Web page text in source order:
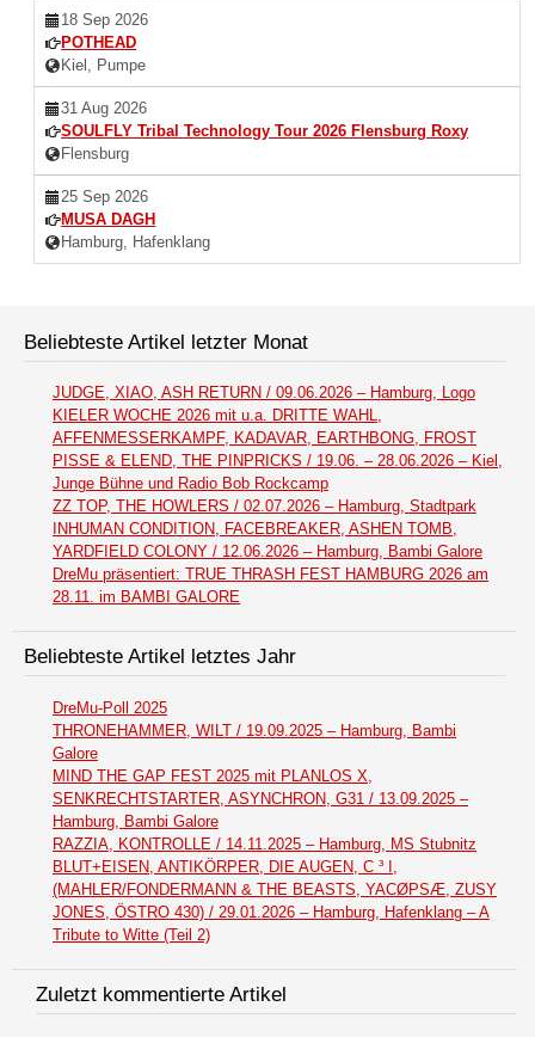
18 Sep 2026
POTHEAD
Kiel, Pumpe
31 Aug 2026
SOULFLY Tribal Technology Tour 2026 Flensburg Roxy
Flensburg
25 Sep 2026
MUSA DAGH
Hamburg, Hafenklang
Beliebteste Artikel letzter Monat
JUDGE, XIAO, ASH RETURN / 09.06.2026 – Hamburg, Logo
KIELER WOCHE 2026 mit u.a. DRITTE WAHL,
AFFENMESSERKAMPF, KADAVAR, EARTHBONG, FROST
PISSE & ELEND, THE PINPRICKS / 19.06. – 28.06.2026 – Kiel,
Junge Bühne und Radio Bob Rockcamp
ZZ TOP, THE HOWLERS / 02.07.2026 – Hamburg, Stadtpark
INHUMAN CONDITION, FACEBREAKER, ASHEN TOMB,
YARDFIELD COLONY / 12.06.2026 – Hamburg, Bambi Galore
DreMu präsentiert: TRUE THRASH FEST HAMBURG 2026 am
28.11. im BAMBI GALORE
Beliebteste Artikel letztes Jahr
DreMu-Poll 2025
THRONEHAMMER, WILT / 19.09.2025 – Hamburg, Bambi
Galore
MIND THE GAP FEST 2025 mit PLANLOS X,
SENKRECHTSTARTER, ASYNCHRON, G31 / 13.09.2025 –
Hamburg, Bambi Galore
RAZZIA, KONTROLLE / 14.11.2025 – Hamburg, MS Stubnitz
BLUT+EISEN, ANTIKÖRPER, DIE AUGEN, C ³ I,
(MAHLER/FONDERMANN & THE BEASTS, YACØPSÆ, ZUSY
JONES, ÖSTRO 430) / 29.01.2026 – Hamburg, Hafenklang – A
Tribute to Witte (Teil 2)
Zuletzt kommentierte Artikel